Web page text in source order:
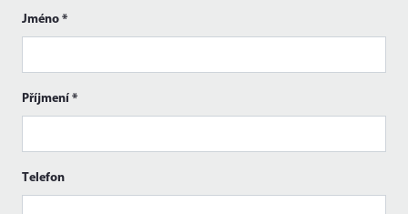
Jméno *
Příjmení *
Telefon